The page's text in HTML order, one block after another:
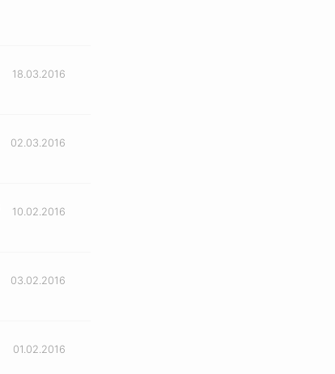
18.03.2016
02.03.2016
10.02.2016
03.02.2016
01.02.2016